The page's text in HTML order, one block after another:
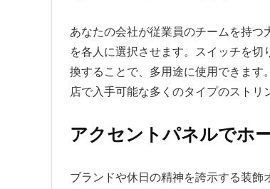
あなたの会社が従業員のチームを持
を各人に選択させます。スイッチを
換することで、多用途に使用できます
店で入手可能な多くのタイプのストリ
アクセントパネルでホ
ブランドや休日の精神を誇示する装飾